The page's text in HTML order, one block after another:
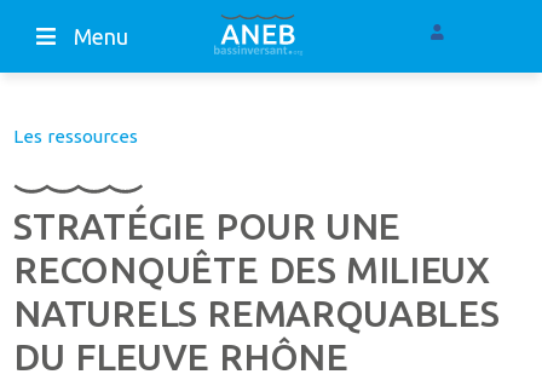
Menu
Les ressources
STRATÉGIE POUR UNE
RECONQUÊTE DES MILIEUX
NATURELS REMARQUABLES
DU FLEUVE RHÔNE